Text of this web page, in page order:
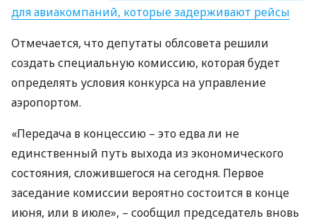
для авиакомпаний, которые задерживают рейсы
Отмечается, что депутаты облсовета решили
создать специальную комиссию, которая будет
определять условия конкурса на управление
аэропортом.
«Передача в концессию – это едва ли не
единственный путь выхода из экономического
состояния, сложившегося на сегодня. Первое
заседание комиссии вероятно состоится в конце
июня, или в июле», – сообщил председатель вновь